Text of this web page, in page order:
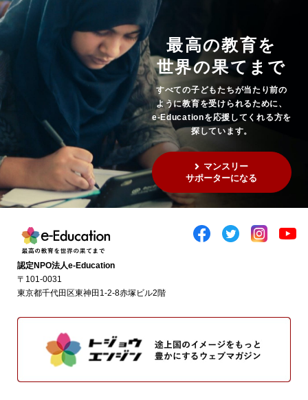
最高の教育を
世界の果てまで
すべての子どもたちが当たり前の
ように教育を受けられるために、
e-Educationを応援してくれる方を
探しています。
マンスリー
サポーターになる
認定NPO法人e-Education
〒101-0031
東京都千代田区東神田1-2-8赤塚ビル2階